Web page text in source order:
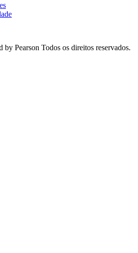
Pearson Todos os direitos reservados.